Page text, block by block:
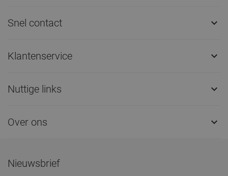
Snel contact 
Klantenservice 
Nuttige links 
Over ons 
Nieuwsbrief